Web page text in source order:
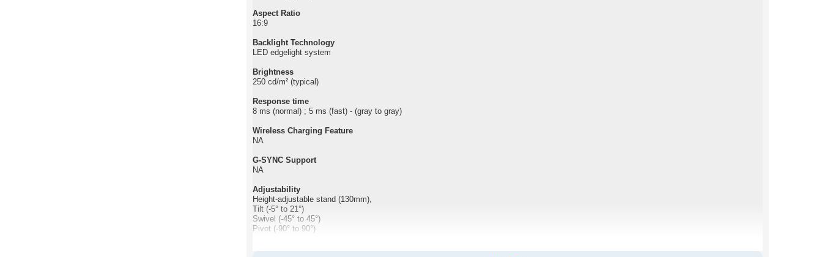
Aspect Ratio
16:9
Backlight Technology
LED edgelight system
Brightness
250 cd/m² (typical)
Response time
8 ms (normal) ; 5 ms (fast) - (gray to gray)
Wireless Charging Feature
NA
G-SYNC Support
NA
Adjustability
Height-adjustable stand (130mm),
Tilt (-5° to 21°)
Swivel (-45° to 45°)
Pivot (-90° to 90°)